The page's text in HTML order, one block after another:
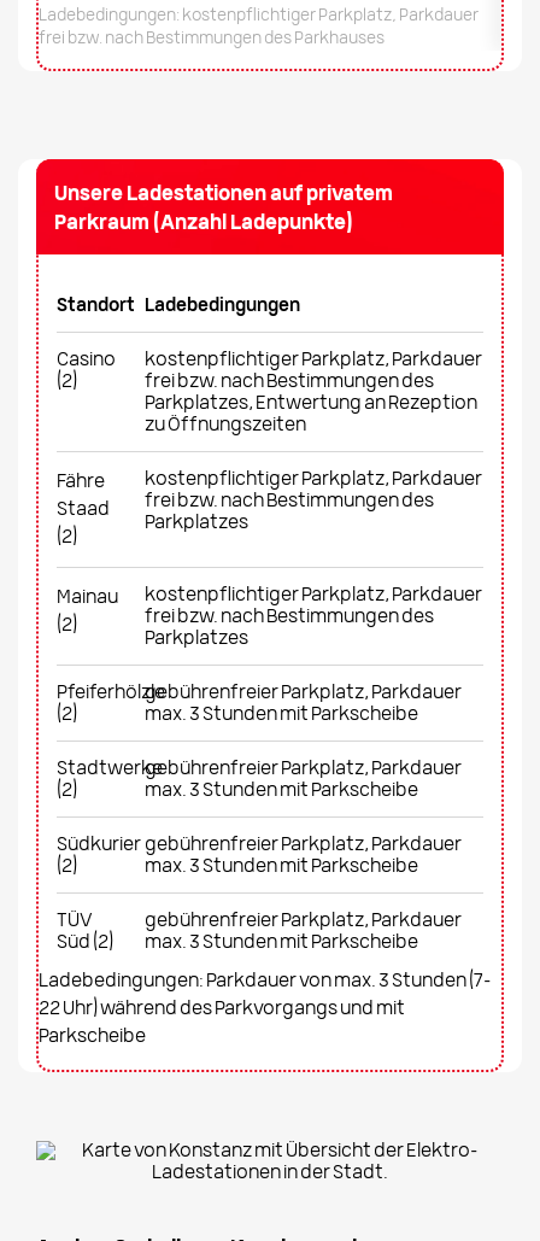
Ladebedingungen: kostenpflichtiger Parkplatz, Parkdauer
frei bzw. nach Bestimmungen des Parkhauses
Unsere Ladestationen auf privatem
Parkraum (Anzahl Ladepunkte)
Standort Ladebedingungen
Casino
(2)
kostenpflichtiger Parkplatz, Parkdauer
frei bzw. nach Bestimmungen des
Parkplatzes, Entwertung an Rezeption
zu Öffnungszeiten
Fähre
Staad
(2)
kostenpflichtiger Parkplatz, Parkdauer
frei bzw. nach Bestimmungen des
Parkplatzes
Mainau
(2)
kostenpflichtiger Parkplatz, Parkdauer
frei bzw. nach Bestimmungen des
Parkplatzes
Pfeiferhölzle
(2)
gebührenfreier Parkplatz, Parkdauer
max. 3 Stunden mit Parkscheibe
Stadtwerke
(2)
gebührenfreier Parkplatz, Parkdauer
max. 3 Stunden mit Parkscheibe
Südkurier
(2)
gebührenfreier Parkplatz, Parkdauer
max. 3 Stunden mit Parkscheibe
TÜV
Süd (2)
gebührenfreier Parkplatz, Parkdauer
max. 3 Stunden mit Parkscheibe
Ladebedingungen: Parkdauer von max. 3 Stunden (7-
22 Uhr) während des Parkvorgangs und mit
Parkscheibe